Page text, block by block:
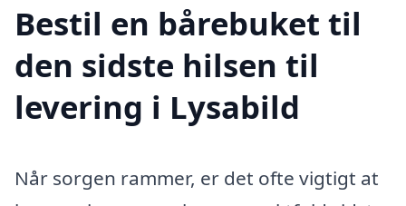
Bestil en bårebuket til
den sidste hilsen til
levering i Lysabild
Når sorgen rammer, er det ofte vigtigt at